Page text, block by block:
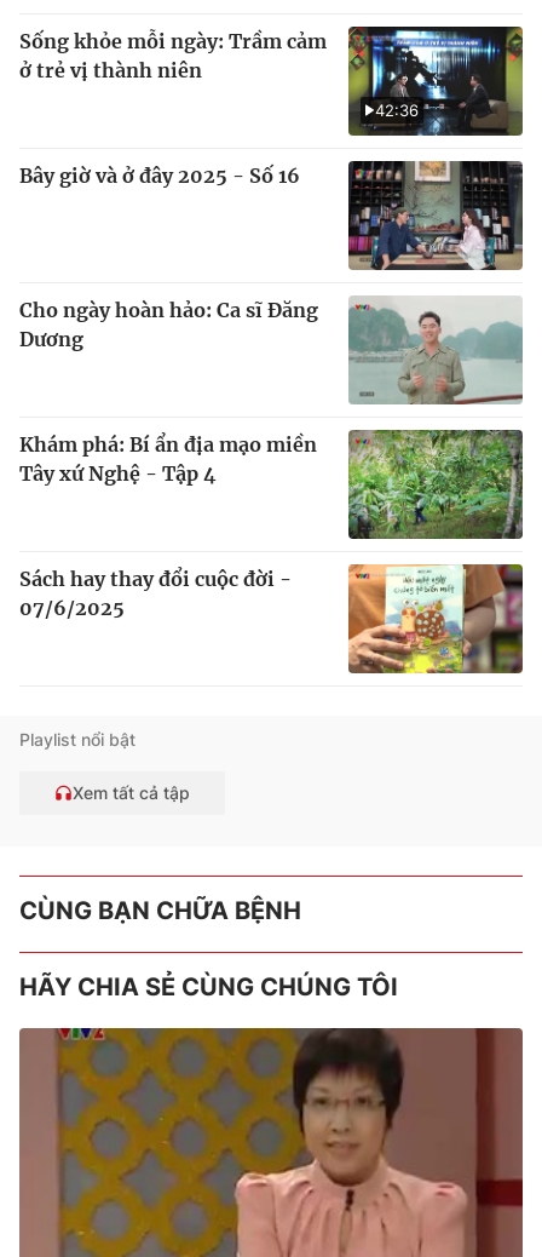
42:36
Sống khỏe mỗi ngày: Trầm cảm
ở trẻ vị thành niên
Bây giờ và ở đây 2025 - Số 16
Cho ngày hoàn hảo: Ca sĩ Đăng
Dương
Khám phá: Bí ẩn địa mạo miền
Tây xứ Nghệ - Tập 4
Sách hay thay đổi cuộc đời -
07/6/2025
Playlist nổi bật
Xem tất cả tập
CÙNG BẠN CHỮA BỆNH
HÃY CHIA SẺ CÙNG CHÚNG TÔI